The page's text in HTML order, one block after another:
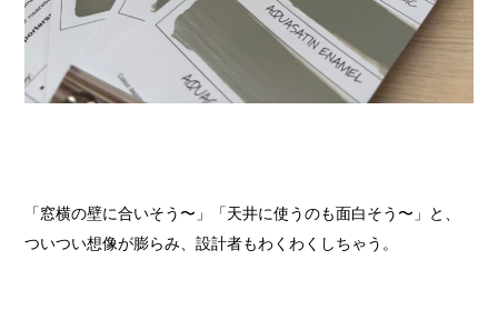
「窓横の壁に合いそう〜」「天井に使うのも面白そう〜」と、
ついつい想像が膨らみ、設計者もわくわくしちゃう。